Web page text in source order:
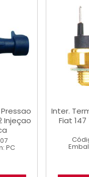
Injeçao
PC
Inter.
Fiat